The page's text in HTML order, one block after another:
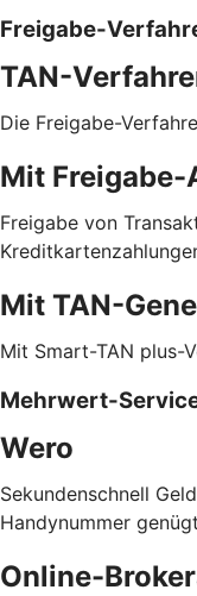
Freigabe-
TAN-
Die Freigabe-
Mit Freigabe-
Freigabe von
Mit TAN-
Mit Smart-TAN plus-
Mehrwert-
Wero
Sekundenschnell
Handynummer
Online-